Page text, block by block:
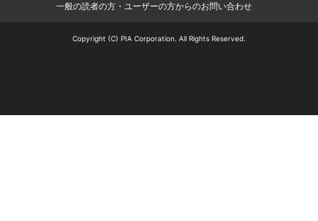
一般の読者の方・ユーザーの方からのお問い合わせ
Copyright (C) PIA Corporation. All Rights Reserved.